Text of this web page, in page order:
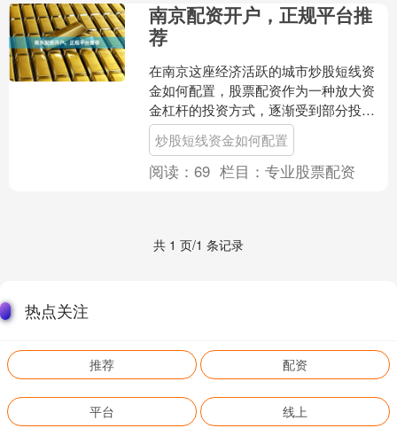
南京配资开户，正规平台推
荐
在南京这座经济活跃的城市炒股短线资
金如何配置，股票配资作为一种放大资
金杠杆的投资方式，逐渐受到部分投资
者的关注。对于有意向参与配资的南京
投资者来说，了解如何选择....
炒股短线资金如何配置
阅读：69 栏目：专业股票配资
共 1 页/1 条记录
热点关注
推荐 配资
平台 线上